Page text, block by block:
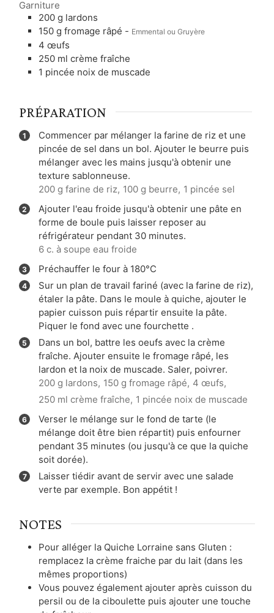
Garniture
200 g lardons
150 g fromage râpé - Emmental ou Gruyère
4 œufs
250 ml crème fraîche
1 pincée noix de muscade
PRÉPARATION
Commencer par mélanger la farine de riz et une
pincée de sel dans un bol. Ajouter le beurre puis
mélanger avec les mains jusqu'à obtenir une
texture sablonneuse.
200 g farine de riz, 100 g beurre, 1 pincée sel
Ajouter l'eau froide jusqu'à obtenir une pâte en
forme de boule puis laisser reposer au
réfrigérateur pendant 30 minutes.
6 c. à soupe eau froide
Préchauffer le four à 180°C
Sur un plan de travail fariné (avec la farine de riz),
étaler la pâte. Dans le moule à quiche, ajouter le
papier cuisson puis répartir ensuite la pâte.
Piquer le fond avec une fourchette .
Dans un bol, battre les oeufs avec la crème
fraîche. Ajouter ensuite le fromage râpé, les
lardon et la noix de muscade. Saler, poivrer.
200 g lardons, 150 g fromage râpé, 4 œufs,
250 ml crème fraîche, 1 pincée noix de muscade
Verser le mélange sur le fond de tarte (le
mélange doit être bien répartit) puis enfourner
pendant 35 minutes (ou jusqu'à ce que la quiche
soit dorée).
Laisser tiédir avant de servir avec une salade
verte par exemple. Bon appétit !
NOTES
Pour alléger la Quiche Lorraine sans Gluten :
remplacez la crème fraiche par du lait (dans les
mêmes proportions)
Vous pouvez également ajouter après cuisson du
persil ou de la ciboulette puis ajouter une touche